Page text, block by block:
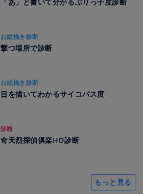
お絵描き診断
撃つ場所で診断
お絵描き診断
目を描いてわかるサイコパス度
診断
奇天烈探偵俱楽HO診断
もっと見る